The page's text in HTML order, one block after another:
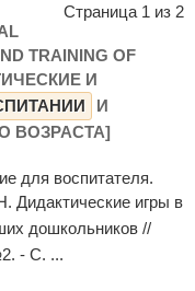
Страница 1 из 2
TRAINING OF
И
И
ВОЗРАСТА]
для воспитателя.
Дидактические игры в
дошкольников //
- С. ...